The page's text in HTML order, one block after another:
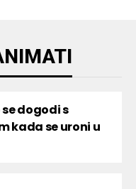
dogodi s
kada se uroni u